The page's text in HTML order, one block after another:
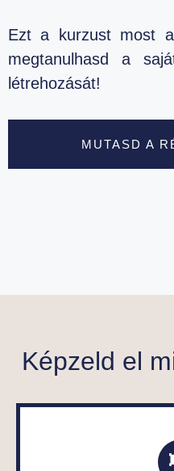
Ezt a kurzust most
megtanulhasd a
létrehozását!
MUTASD A
Képzeld el